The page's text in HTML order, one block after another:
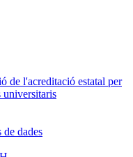
de l'acreditació estatal per
universitaris
de dades